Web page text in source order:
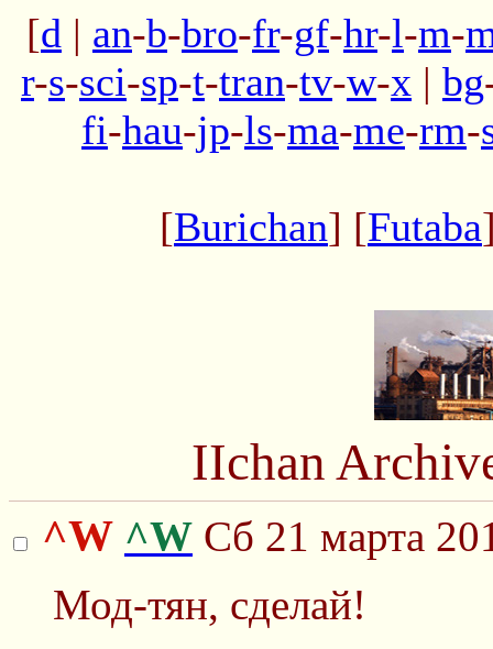
[d | an-b-bro-fr-gf-hr-l-m-
r-s-sci-sp-t-tran-tv-w-x | bg
fi-hau-jp-ls-ma-me-rm-
[Burichan] [Futaba
IIchan
^W ^W Сб 21 марта
Мод-тян, сделай!